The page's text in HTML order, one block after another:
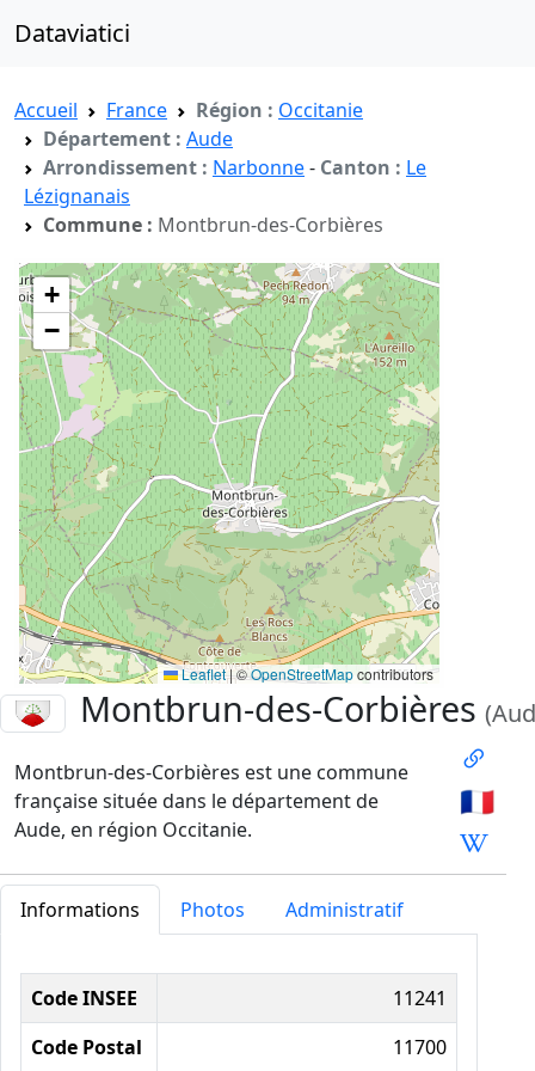
Dataviatici
Accueil France Région : Occitanie
Département : Aude
Arrondissement : Narbonne- Canton : Le
Lézignanais
Commune : Montbrun-des-Corbières
+
−
Leaflet|©OpenStreetMapcontributors
Montbrun-des-Corbières
Montbrun-des-Corbières est une commune
française située dans le département de
Aude, en région Occitanie.
🇫🇷
Informations Photos Administratif
Informations administratives
Code INSEE
11241
Code Postal
11700